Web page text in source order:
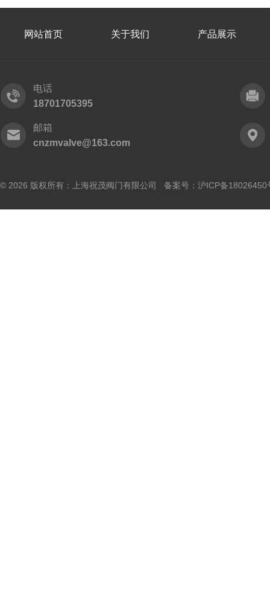
网站首页 关于我们 产品展示
电话
18701705395
邮箱
cnzmvalve@163.com
© 2026 版权所有：上海祝茂阀门有限公司 备案号： 沪ICP备18026450